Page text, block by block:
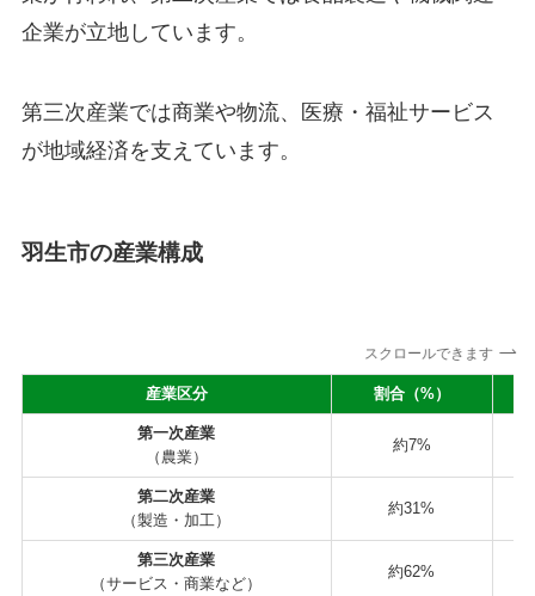
企業が立地しています。
第三次産業では商業や物流、医療・福祉サービス
が地域経済を支えています。
羽生市の産業構成
スクロールできます
産業区分 割合（%）
第一次産業
（農業）
約7%
第二次産業
（製造・加工）
約31%
第三次産業
（サービス・商業など）
約62%